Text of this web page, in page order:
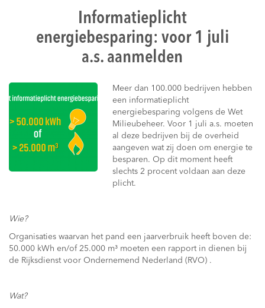
Informatieplicht
energiebesparing: voor 1 juli
a.s. aanmelden
Meer dan 100.000 bedrijven hebben
een informatieplicht
energiebesparing volgens de Wet
Milieubeheer. Voor 1 juli a.s. moeten
al deze bedrijven bij de overheid
aangeven wat zij doen om energie te
besparen. Op dit moment heeft
slechts 2 procent voldaan aan deze
plicht.
Wie?
Organisaties waarvan het pand een jaarverbruik heeft boven de:
50.000 kWh en/of 25.000 m³ moeten een rapport in dienen bij
de Rijksdienst voor Ondernemend Nederland (RVO) .
Wat?